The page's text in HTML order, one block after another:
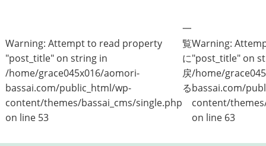
Warning: Attempt to read property
"post_title" on string in
/home/grace045x016/aomori-
bassai.com/public_html/wp-
content/themes/bassai_cms/single.php
on line 53
一
覧
に
戻
る
Warning:
"post_title" on
/home/
bassai.com/
content/
on line 63